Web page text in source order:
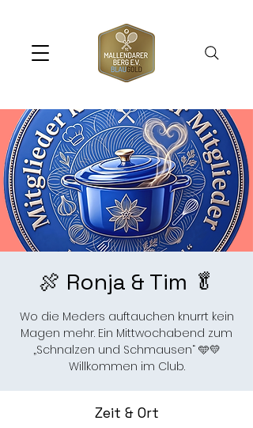
🍖 Ronja & Tim 🥬
Wo die Meders auftauchen knurrt kein
Magen mehr. Ein Mittwochabend zum
„Schnalzen und Schmausen“ 🩵💛
Willkommen im Club.
Zeit & Ort